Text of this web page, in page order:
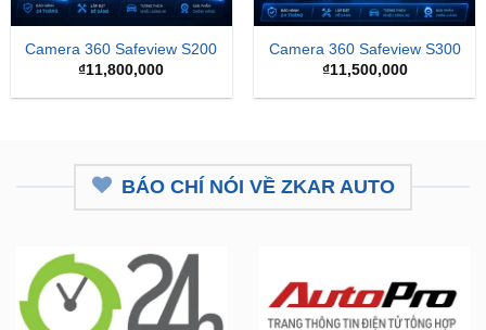
Camera 360 Safeview S200
₫11,800,000
Camera 360 Safeview S300
₫11,500,000
BÁO CHÍ NÓI VỀ ZKAR AUTO